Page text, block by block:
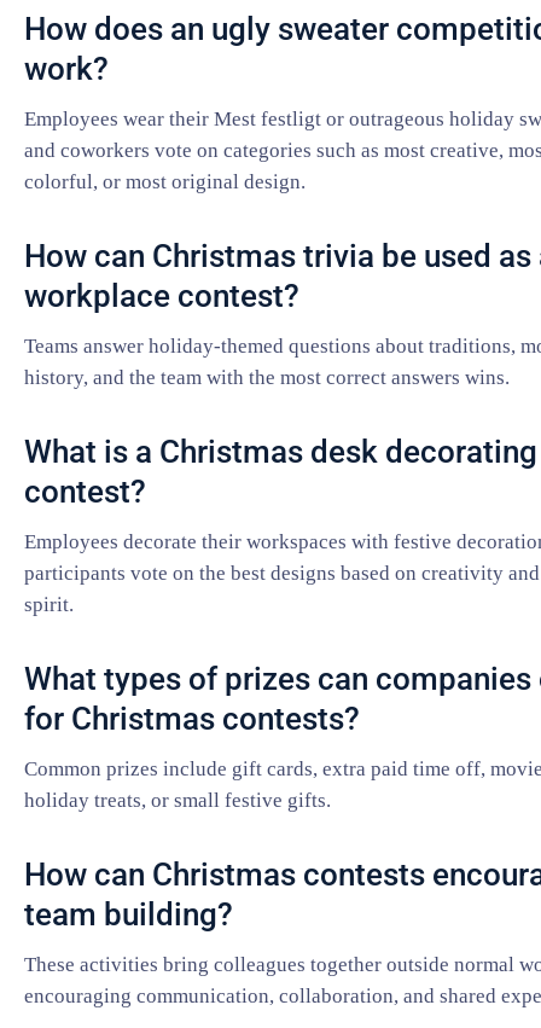
How does an ugly sweater
work?
Employees wear their Mest festligt or outrageous holiday
and coworkers vote on categories such as most creative,
colorful, or most original design.
How can Christmas trivia be used as
workplace contest?
Teams answer holiday-themed questions about traditions,
history, and the team with the most correct answers wins.
What is a Christmas desk decorating
contest?
Employees decorate their workspaces with festive
participants vote on the best designs based on creativity
spirit.
What types of prizes can
for Christmas contests?
Common prizes include gift cards, extra paid time off,
holiday treats, or small festive gifts.
How can Christmas contests
team building?
These activities bring colleagues together outside normal
encouraging communication, collaboration, and shared